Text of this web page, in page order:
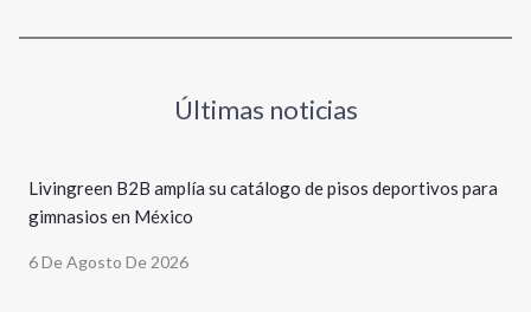
Últimas noticias
Livingreen B2B amplía su catálogo de pisos deportivos para
gimnasios en México
6 De Agosto De 2026